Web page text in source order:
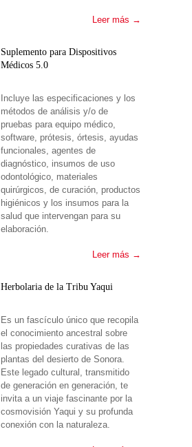
Leer más →
Suplemento para Dispositivos
Médicos 5.0
Incluye las especificaciones y los
métodos de análisis y/o de
pruebas para equipo médico,
software, prótesis, órtesis, ayudas
funcionales, agentes de
diagnóstico, insumos de uso
odontológico, materiales
quirúrgicos, de curación, productos
higiénicos y los insumos para la
salud que intervengan para su
elaboración.
Leer más →
Herbolaria de la Tribu Yaqui
Es un fascículo único que recopila
el conocimiento ancestral sobre
las propiedades curativas de las
plantas del desierto de Sonora.
Este legado cultural, transmitido
de generación en generación, te
invita a un viaje fascinante por la
cosmovisión Yaqui y su profunda
conexión con la naturaleza.